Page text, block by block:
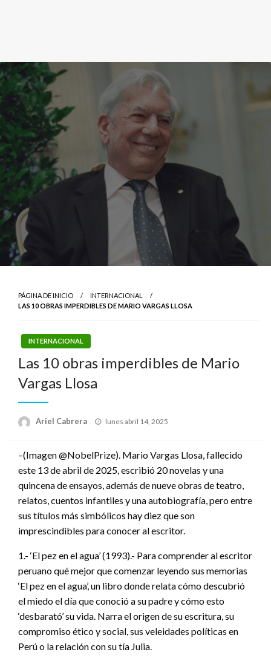
PÁGINA DE INICIO
INTERNACIONAL
LAS 10 OBRAS IMPERDIBLES DE MARIO VARGAS LLOSA
INTERNACIONAL
Las 10 obras imperdibles de Mario
Vargas Llosa
Ariel Cabrera
Publicado
lunes abril 14, 2025
–(Imagen @NobelPrize). Mario Vargas Llosa, fallecido
este 13 de abril de 2025, escribió 20 novelas y una
quincena de ensayos, además de nueve obras de teatro,
relatos, cuentos infantiles y una autobiografía, pero entre
sus títulos más simbólicos hay diez que son
imprescindibles para conocer al escritor.
1.- ‘El pez en el agua’ (1993).- Para comprender al escritor
peruano qué mejor que comenzar leyendo sus memorias
‘El pez en el agua’, un libro donde relata cómo descubrió
el miedo el día que conoció a su padre y cómo esto
‘desbarató’ su vida. Narra el origen de su escritura, su
compromiso ético y social, sus veleidades políticas en
Perú o la relación con su tía Julia.